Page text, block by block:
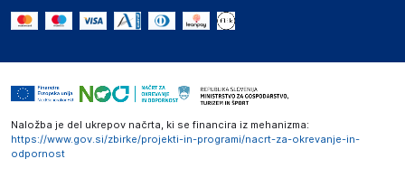
Novosti
Naložba je del ukrepov načrta, ki se financira iz mehanizma:
https://www.gov.si/zbirke/projekti-in-programi/nacrt-za-okrevanje-in-
odpornost